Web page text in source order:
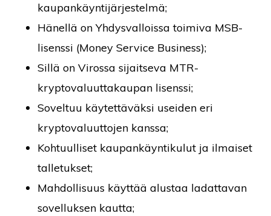
kaupankäyntijärjestelmä;
Hänellä on Yhdysvalloissa toimiva MSB-
lisenssi (Money Service Business);
Sillä on Virossa sijaitseva MTR-
kryptovaluuttakaupan lisenssi;
Soveltuu käytettäväksi useiden eri
kryptovaluuttojen kanssa;
Kohtuulliset kaupankäyntikulut ja ilmaiset
talletukset;
Mahdollisuus käyttää alustaa ladattavan
sovelluksen kautta;